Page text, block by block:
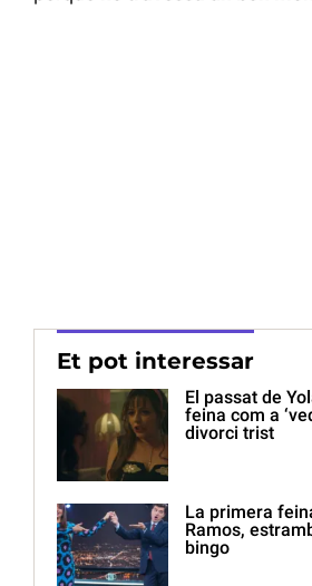
Et pot interessar
El passat de
feina com a
divorci trist
La primera
Ramos,
bingo